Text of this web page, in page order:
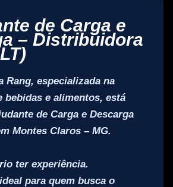
de Carga e
– Distribuidora
Rang, especializada na
bebidas e alimentos, está
de Carga e Descarga
Montes Claros – MG.
ter experiência.
para quem busca o